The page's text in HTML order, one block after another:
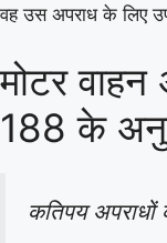
वह उस अपराध के लिए
मोटर वाहन
188 के
कतिपय